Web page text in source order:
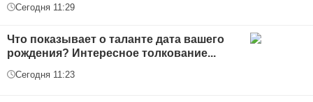
Сегодня 11:29
Что показывает о таланте дата вашего
рождения? Интересное толкование...
Сегодня 11:23